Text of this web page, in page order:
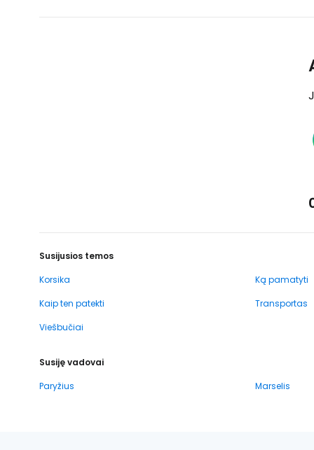
Susijusios temos
Korsika
Ką pamatyti
Kaip ten patekti
Transportas
Viešbučiai
Susiję vadovai
Paryžius
Marselis